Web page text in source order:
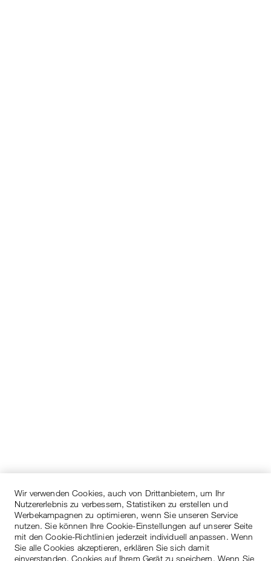
Wir verwenden Cookies, auch von Drittanbietern, um Ihr
Nutzererlebnis zu verbessern, Statistiken zu erstellen und
Werbekampagnen zu optimieren, wenn Sie unseren Service
nutzen. Sie können Ihre Cookie-Einstellungen auf unserer Seite
mit den Cookie-Richtlinien jederzeit individuell anpassen. Wenn
Sie alle Cookies akzeptieren, erklären Sie sich damit
einverstanden, Cookies auf Ihrem Gerät zu speichern. Wenn Sie